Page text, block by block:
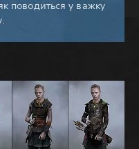
поводиться у важку